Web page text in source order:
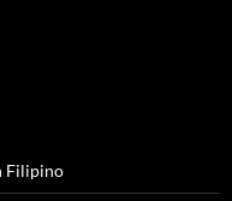
Filipino